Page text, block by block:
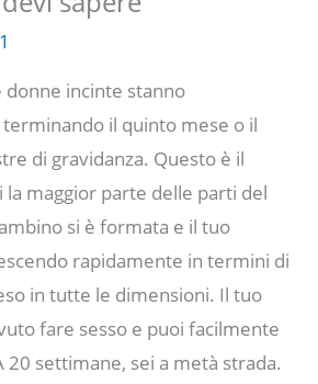
incinte stanno
il quinto mese o il
di gravidanza. Questo è il
maggior parte delle parti del
si è formata e il tuo
rapidamente in termini di
in tutte le dimensioni. Il tuo
fare sesso e puoi facilmente
settimane, sei a metà strada.